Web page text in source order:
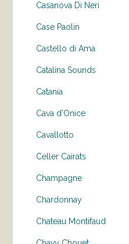
Casanova Di Neri
Case Paolin
Castello di Ama
Catalina Sounds
Catania
Cava d'Onice
Cavallotto
Celler Cairats
Champagne
Chardonnay
Chateau Montifaud